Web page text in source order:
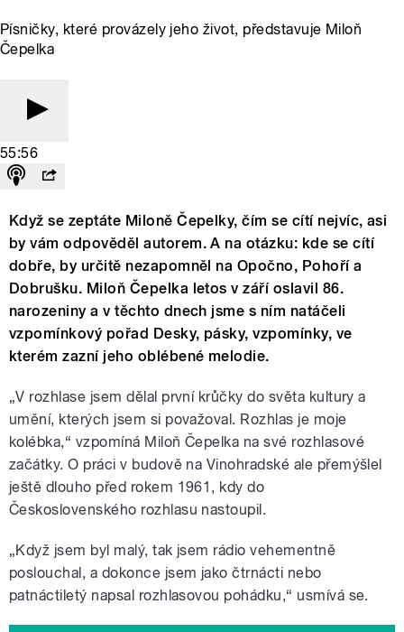
Písničky, které provázely jeho život, představuje Miloň
Čepelka
55:56
Když se zeptáte Miloně Čepelky, čím se cítí nejvíc, asi
by vám odpověděl autorem. A na otázku: kde se cítí
dobře, by určitě nezapomněl na Opočno, Pohoří a
Dobrušku. Miloň Čepelka letos v září oslavil 86.
narozeniny a v těchto dnech jsme s ním natáčeli
vzpomínkový pořad Desky, pásky, vzpomínky, ve
kterém zazní jeho oblébené melodie.
„V rozhlase jsem dělal první krůčky do světa kultury a
umění, kterých jsem si považoval. Rozhlas je moje
kolébka,“ vzpomíná Miloň Čepelka na své rozhlasové
začátky. O práci v budově na Vinohradské ale přemýšlel
ještě dlouho před rokem 1961, kdy do
Československého rozhlasu nastoupil.
„Když jsem byl malý, tak jsem rádio vehementně
poslouchal, a dokonce jsem jako čtrnácti nebo
patnáctiletý napsal rozhlasovou pohádku,“ usmívá se.